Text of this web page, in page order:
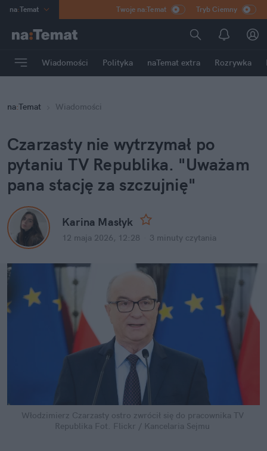
na:Temat
Poland
mama
Rozrywka
Twoje na:Temat Tryb Ciemny
Wiadomości Polityka naTemat extra Rozrywka
na:Temat Wiadomości
Czarzasty nie wytrzymał po
pytaniu TV Republika. "Uważam
pana stację za szczujnię"
Karina Masłyk
12 maja 2026, 12:28 3 minuty czytania
Włodzimierz Czarzasty ostro zwrócił się do pracownika TV
Republika Fot. Flickr / Kancelaria Sejmu